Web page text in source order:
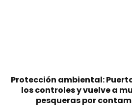
Protección ambiental:
los controles y vuelve a
pesqueras por